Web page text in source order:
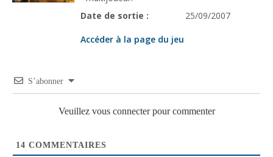
Date de sortie :
25/09/2007
Accéder à la page du jeu
S’abonner
Veuillez vous connecter pour commenter
14 COMMENTAIRES